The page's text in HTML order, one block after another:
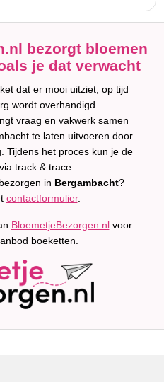
bezorgt bloemen
je dat verwacht
dat er mooi uitziet, op tijd
wordt overhandigd.
vraag en vakwerk samen
te laten uitvoeren door
Tijdens het proces kun je de
track & trace.
in Bergambacht?
contactformulier.
BloemetjeBezorgen.nlvoor
boeketten.